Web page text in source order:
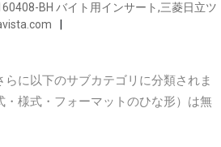
BH バイト用インサート,三菱日立ツ
に以下のサブカテゴリに分類されま
様式・フォーマットのひな形）は無